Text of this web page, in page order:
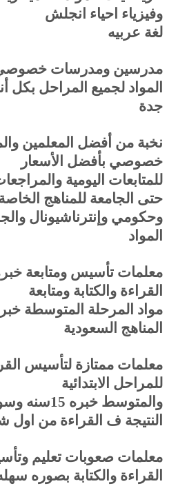
وفيزياء احياء انجلش
لغة عربيه
مدرسين ومدرسات
المواد لجميع المراحل بكل
جدة
نخبة من أفضل المعلمين
خصوصي بأفضل الأسعار
للمتابعات اليومية
حتى الجامعة للمناهج
وحكومي وإنترناشيونال
المواد
معلمات تأسيس ومتابعة
القراءة والكتابة ومتابعة
مواد المرحلة المتوسطة
المناهج السعودية
معلمات ممتازة لتأسيس
للمراحل الابتدائية
والمتوسط
النتيجة ف القراءة من اول
معلمات صعوبات تعليم
القراءة والكتابة بصوره